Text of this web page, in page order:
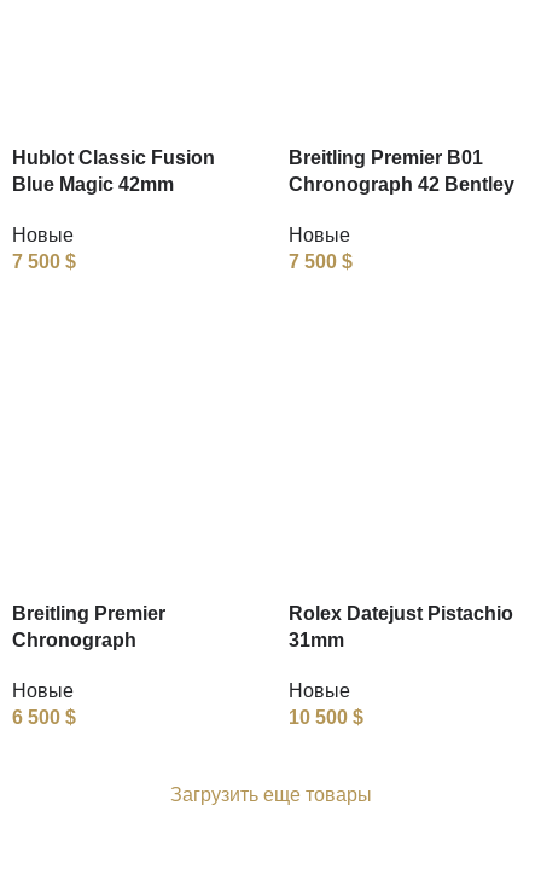
Hublot Classic Fusion
Blue Magic 42mm
Новые
7 500 $
Breitling Premier B01
Chronograph 42 Bentley
Новые
7 500 $
Breitling Premier
Chronograph
Новые
6 500 $
Rolex Datejust Pistachio
31mm
Новые
10 500 $
Загрузить еще товары